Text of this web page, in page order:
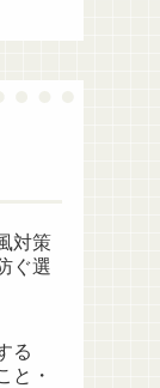
対策
ぐ選
る
と・